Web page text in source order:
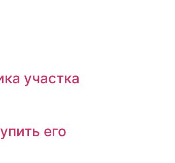
участка
его